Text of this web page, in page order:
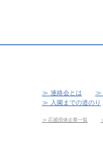
連絡会とは
入園までの道のり
応援団体企業一覧